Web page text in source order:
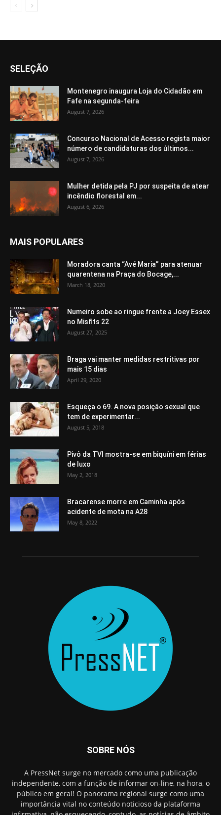
SELEÇÃO
Montenegro inaugura Loja do Cidadão em
Fafe na segunda-feira
August 7, 2026
Concurso Nacional de Acesso regista maior
número de candidaturas dos últimos...
August 7, 2026
Mulher detida pela PJ por suspeita de atear
incêndio florestal em...
August 6, 2026
MAIS POPULARES
Moradora canta “Avé Maria” para atenuar
quarentena na Praça do Bocage,...
March 18, 2020
Numeiro sobe ao ringue frente a Joey Essex
no Misfits 22
August 27, 2025
Braga vai manter medidas restritivas por
mais 15 dias
April 29, 2020
Esqueça o 69. A nova posição sexual que
tem de experimentar...
August 5, 2018
Pivô da TVI mostra-se em biquíni em férias
de luxo
May 2, 2018
Bracarense morre em Caminha após
acidente de mota na A28
May 8, 2022
SOBRE NÓS
A PressNet surge no mercado como uma publicação
independente, com a função de informar on-line, na hora, o
público em geral! O panorama regional surge como uma
importância vital no conteúdo noticioso da plataforma